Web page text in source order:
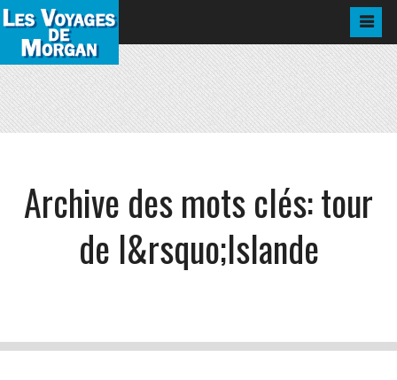
Archive des mots clés:tour
de l&rsquo;Islande